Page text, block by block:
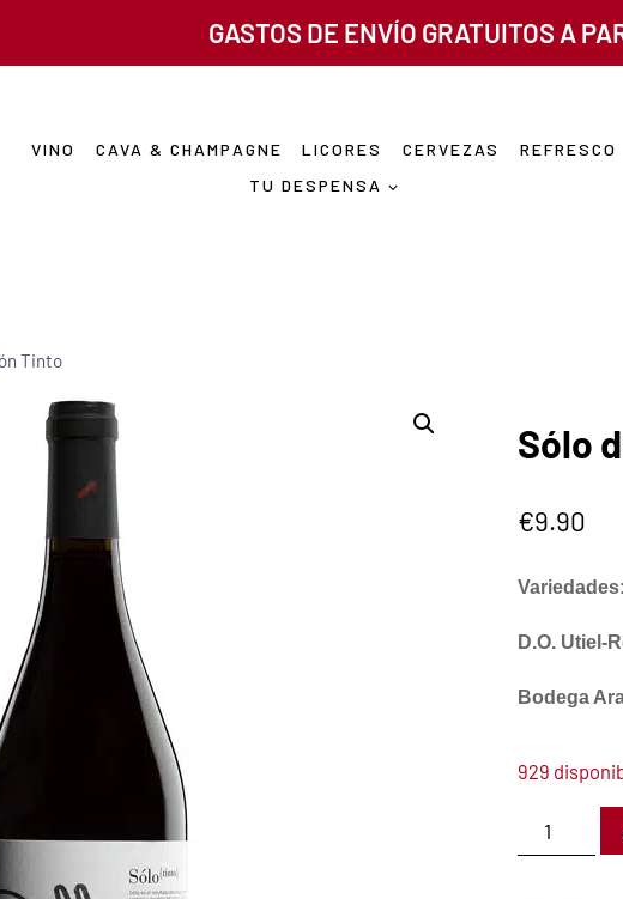
GASTOS DE ENVÍO GRATUITOS A
VINO CAVA & CHAMPAGNE LICORES CERVEZAS
REFRESCO
TU DESPENSA
Tinto
Sólo
€9.90
D.O. Utiel-
Bodega
929